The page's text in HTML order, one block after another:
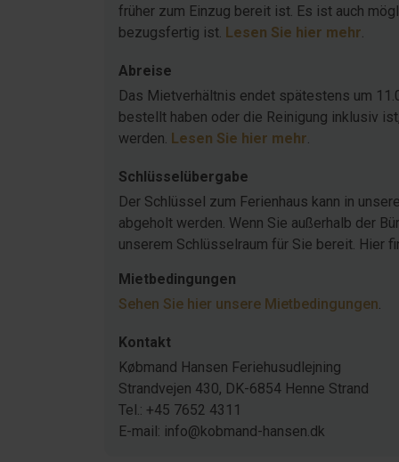
früher zum Einzug bereit ist. Es ist auch
bezugsfertig ist. Lesen Sie hier mehr.
Abreise
Das Mietverhältnis endet spätestens um
bestellt haben oder die Reinigung inklusiv
werden. Lesen Sie hier mehr.
Schlüsselübergabe
Der Schlüssel zum Ferienhaus kann in
abgeholt werden. Wenn Sie außerhalb der
unserem Schlüsselraum für Sie bereit. Hier
Mietbedingungen
Sehen Sie hier unsere Mietbedingungen.
Kontakt
Købmand Hansen Feriehusudlejning
Strandvejen 430, DK-6854 Henne Strand
Tel.: +45 7652 4311
E-mail: info@kobmand-hansen.dk